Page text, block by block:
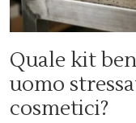
Quale kit
uomo
cosmetici?